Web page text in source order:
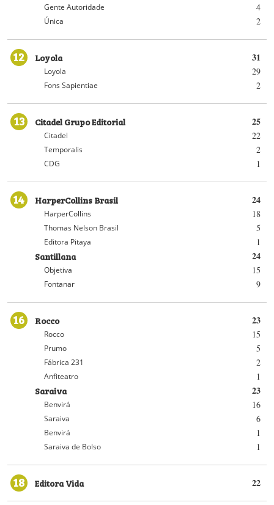
4
Gente Autoridade
2
Única
12 31
Loyola
29
Loyola
2
Fons Sapientiae
13 25
Citadel Grupo Editorial
22
Citadel
2
Temporalis
1
CDG
14 24
HarperCollins Brasil
18
HarperCollins
5
Thomas Nelson Brasil
1
Editora Pitaya
24
Santillana
15
Objetiva
9
Fontanar
16 23
Rocco
15
Rocco
5
Prumo
2
Fábrica 231
1
Anfiteatro
23
Saraiva
16
Benvirá
6
Saraiva
1
Benvirá
1
Saraiva de Bolso
18 22
Editora Vida